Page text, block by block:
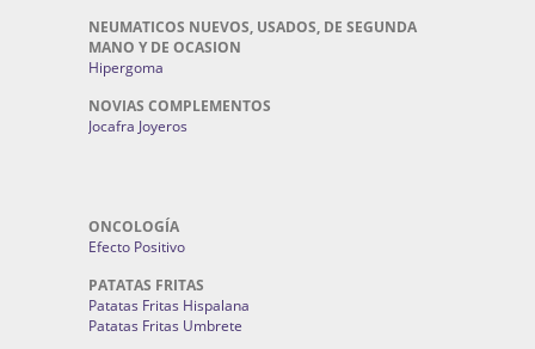
NEUMATICOS NUEVOS, USADOS, DE SEGUNDA
MANO Y DE OCASION
Hipergoma
NOVIAS COMPLEMENTOS
Jocafra Joyeros
ONCOLOGÍA
Efecto Positivo
PATATAS FRITAS
Patatas Fritas Hispalana
Patatas Fritas Umbrete